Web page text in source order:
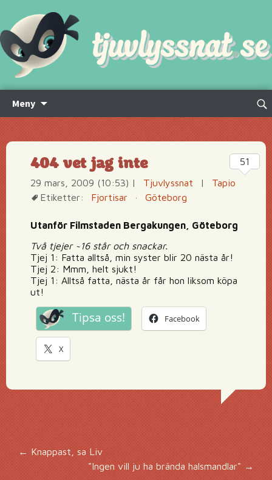
Meny
innehåll
Sök
404 vet jag inte
29 mars, 2009 (10:53) | Tjuvlyssnat |
Tapio
Etiketter:
Fjortisar · Göteborg
Utanför Filmstaden Bergakungen, Göteborg
Två tjejer ~16 står och snackar.
Tjej 1: Fatta alltså, min syster blir 20 nästa år!
Tjej 2: Mmm, helt sjukt!
Tjej 1: Alltså fatta, nästa år får hon liksom köpa
ut!
Tipsa oss! Facebook
X
51
Inläggsnavigering
← Knappast, sa Liv
"Ingen vill ju ha brända halsmandlar" →